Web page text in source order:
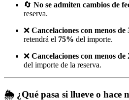
🔄 No se admiten cambios de
reserva.
❌ Cancelaciones con menos de
retendrá el 75% del importe.
❌ Cancelaciones con menos de
del importe de la reserva.
🌦️ ¿Qué pasa si llueve o hace